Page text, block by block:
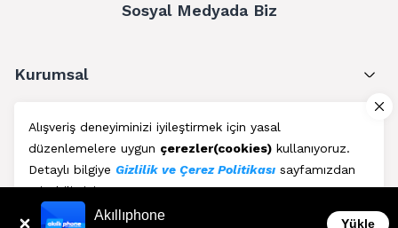
Alışveriş deneyiminizi iyileştirmek için yasal
düzenlemelere uygun çerezler(cookies) kullanıyoruz.
Detaylı bilgiye Gizlilik ve Çerez Politikası sayfamızdan
erişebilirsiniz.
Kabul Et
Sosyal Medyada Biz
Kurumsal
Müşteri Hizmetleri
Üyelik
Blog Akıllıphone
Yükle